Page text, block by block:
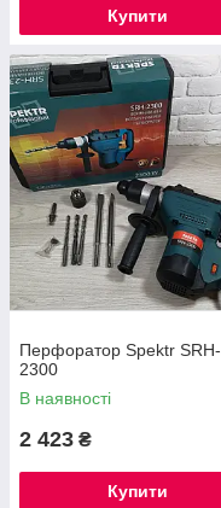
Купити
Перфоратор Spektr SRH-
2300
В наявності
2 423 ₴
Купити